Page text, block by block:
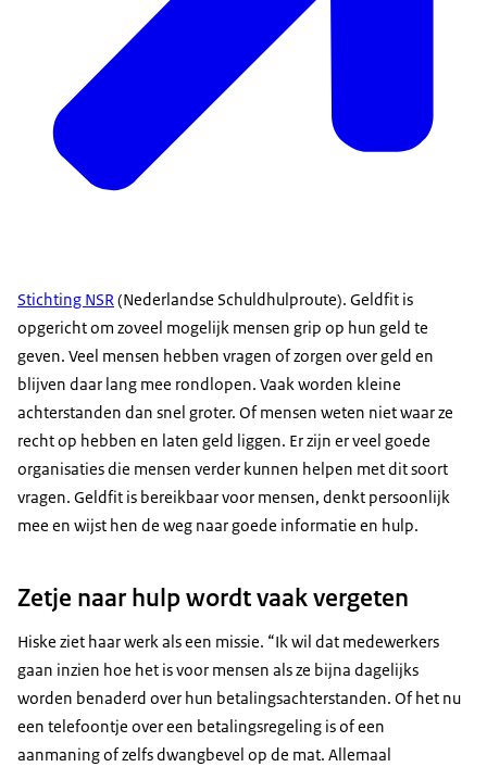
Stichting NSR(Nederlandse Schuldhulproute). Geldfit is
opgericht om zoveel mogelijk mensen grip op hun geld te
geven. Veel mensen hebben vragen of zorgen over geld en
blijven daar lang mee rondlopen. Vaak worden kleine
achterstanden dan snel groter. Of mensen weten niet waar ze
recht op hebben en laten geld liggen. Er zijn er veel goede
organisaties die mensen verder kunnen helpen met dit soort
vragen. Geldfit is bereikbaar voor mensen, denkt persoonlijk
mee en wijst hen de weg naar goede informatie en hulp.
Zetje naar hulp wordt vaak vergeten
Hiske ziet haar werk als een missie. “Ik wil dat medewerkers
gaan inzien hoe het is voor mensen als ze bijna dagelijks
worden benaderd over hun betalingsachterstanden. Of het nu
een telefoontje over een betalingsregeling is of een
aanmaning of zelfs dwangbevel op de mat. Allemaal